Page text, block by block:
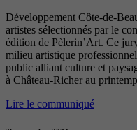
Développement Côte-de-
artistes sélectionnés par le
édition de Pèlerin’Art. Ce
milieu artistique
public alliant culture et
à Château-Richer au
Lire le communiqué